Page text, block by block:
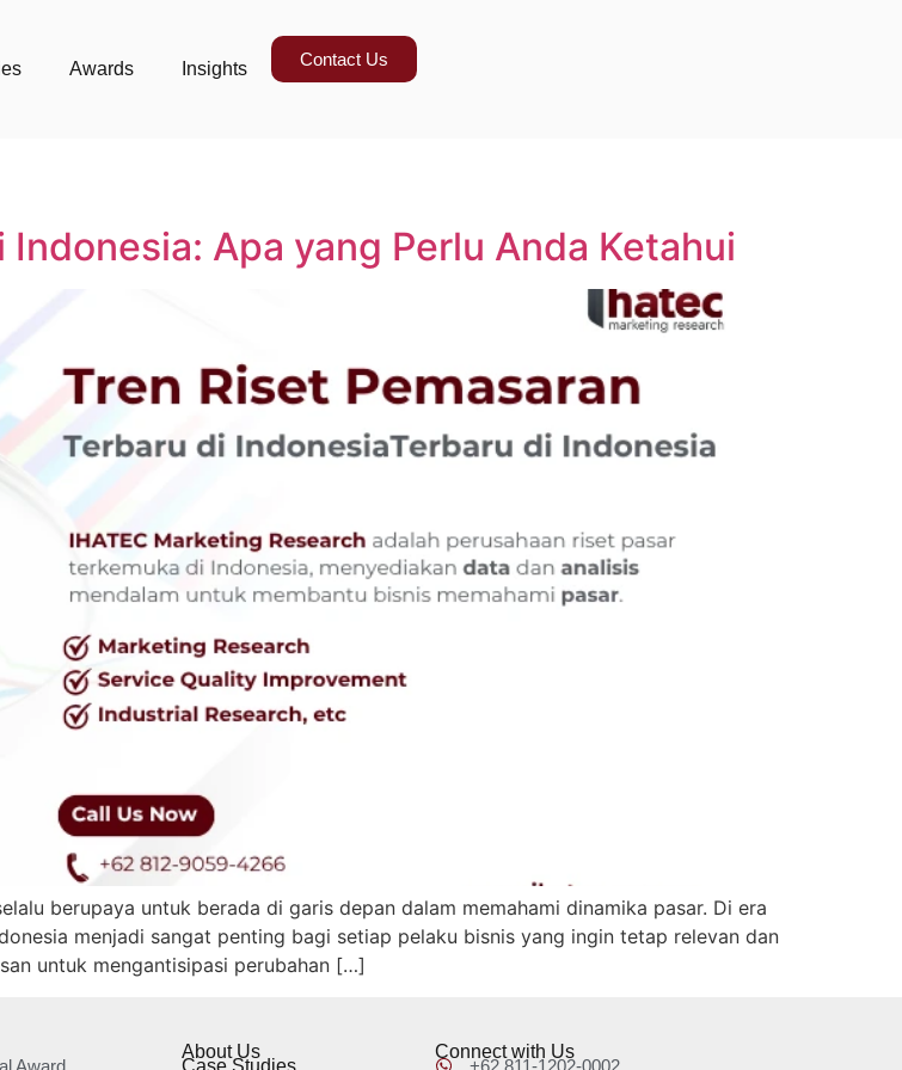
Awards Insights Contact Us
Apa yang Perlu Anda Ketahui
berupaya untuk berada di garis depan dalam memahami dinamika pasar. Di era
menjadi sangat penting bagi setiap pelaku bisnis yang ingin tetap relevan dan
untuk mengantisipasi perubahan […]
Award
About Us
Case Studies
Connect with Us
+62 811-1202-0002